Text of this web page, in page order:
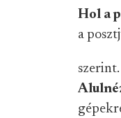
Hol a
a
szerint.